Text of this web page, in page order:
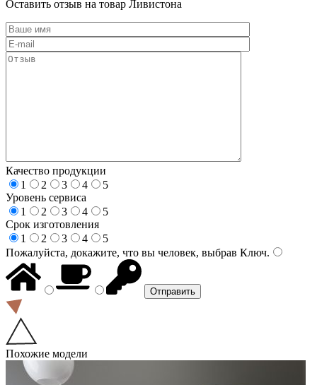
Оставить отзыв на товар Ливистона
Качество продукции
1
2 3 4
5
Уровень сервиса
1
2 3 4
5
Срок изготовления
1
2 3 4
5
Пожалуйста, докажите, что вы человек, выбрав Ключ.
Похожие модели